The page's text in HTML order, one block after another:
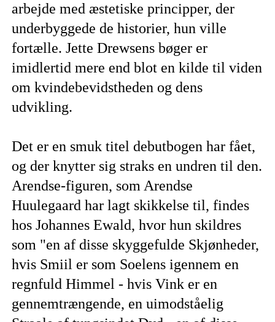
arbejde med æstetiske principper, der
underbyggede de historier, hun ville
fortælle. Jette Drewsens bøger er
imidlertid mere end blot en kilde til viden
om kvindebevidstheden og dens
udvikling.
Det er en smuk titel debutbogen har fået,
og der knytter sig straks en undren til den.
Arendse-figuren, som Arendse
Huulegaard har lagt skikkelse til, findes
hos Johannes Ewald, hvor hun skildres
som "en af disse skyggefulde Skjønheder,
hvis Smiil er som Soelens igennem en
regnfuld Himmel - hvis Vink er en
gennemtrængende, en uimodståelig